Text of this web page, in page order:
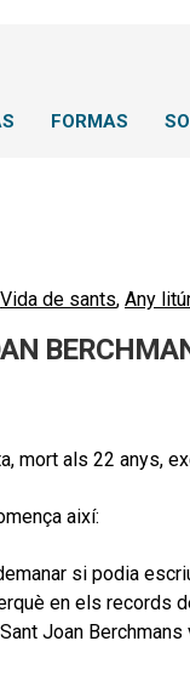
FORMAS
Vida de sants, Any
mort als 22 anys,
així:
si podia
en els records
Sant Joan